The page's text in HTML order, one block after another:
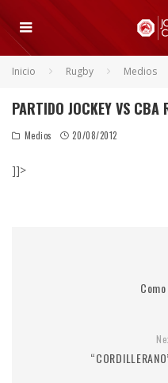
Inicio Rugby Medios
PARTIDO JOCKEY VS CBA
Medios 20/08/2012
]]>